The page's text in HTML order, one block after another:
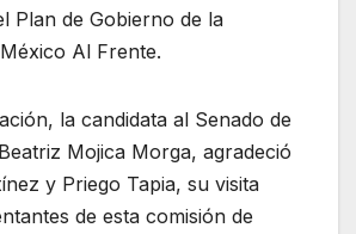
Plan de Gobierno de la
Al Frente.
la candidata al Senado de
Mojica Morga, agradeció
y Priego Tapia, su visita
de esta comisión de